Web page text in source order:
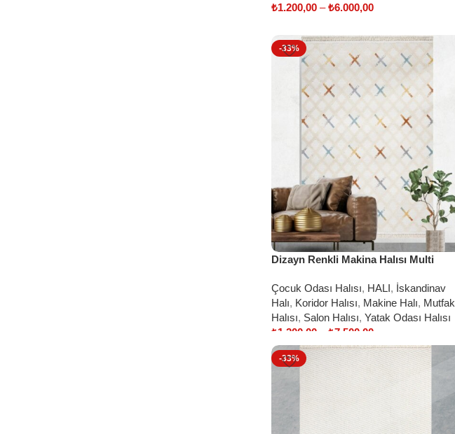
₺1.200,00 –₺6.000,00
-33%
Dizayn Renkli Makina Halısı Multi
Çocuk Odası Halısı, HALI, İskandinav
Halı, Koridor Halısı, Makine Halı, Mutfak
Halısı, Salon Halısı, Yatak Odası Halısı
₺1.200,00 ₺7.500,00
Select options
-33%